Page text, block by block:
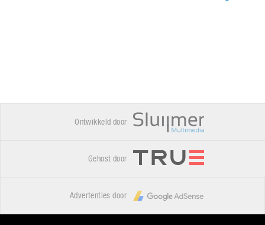
Ontwikkeld door
Gehost door
Advertenties door